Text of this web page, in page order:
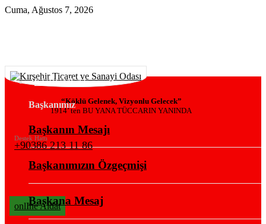
Cuma, Ağustos 7, 2026
“Köklü Gelenek, Vizyonlu Gelecek”
1914’ ten BU YANA TÜCCARIN YANINDA
Destek Hattı
+90386 213 11 86
onlIne Aidat
KURUMSAL
Başkanımız
Başkanın Mesajı
Başkanımızın Özgeçmişi
Başkana Mesaj